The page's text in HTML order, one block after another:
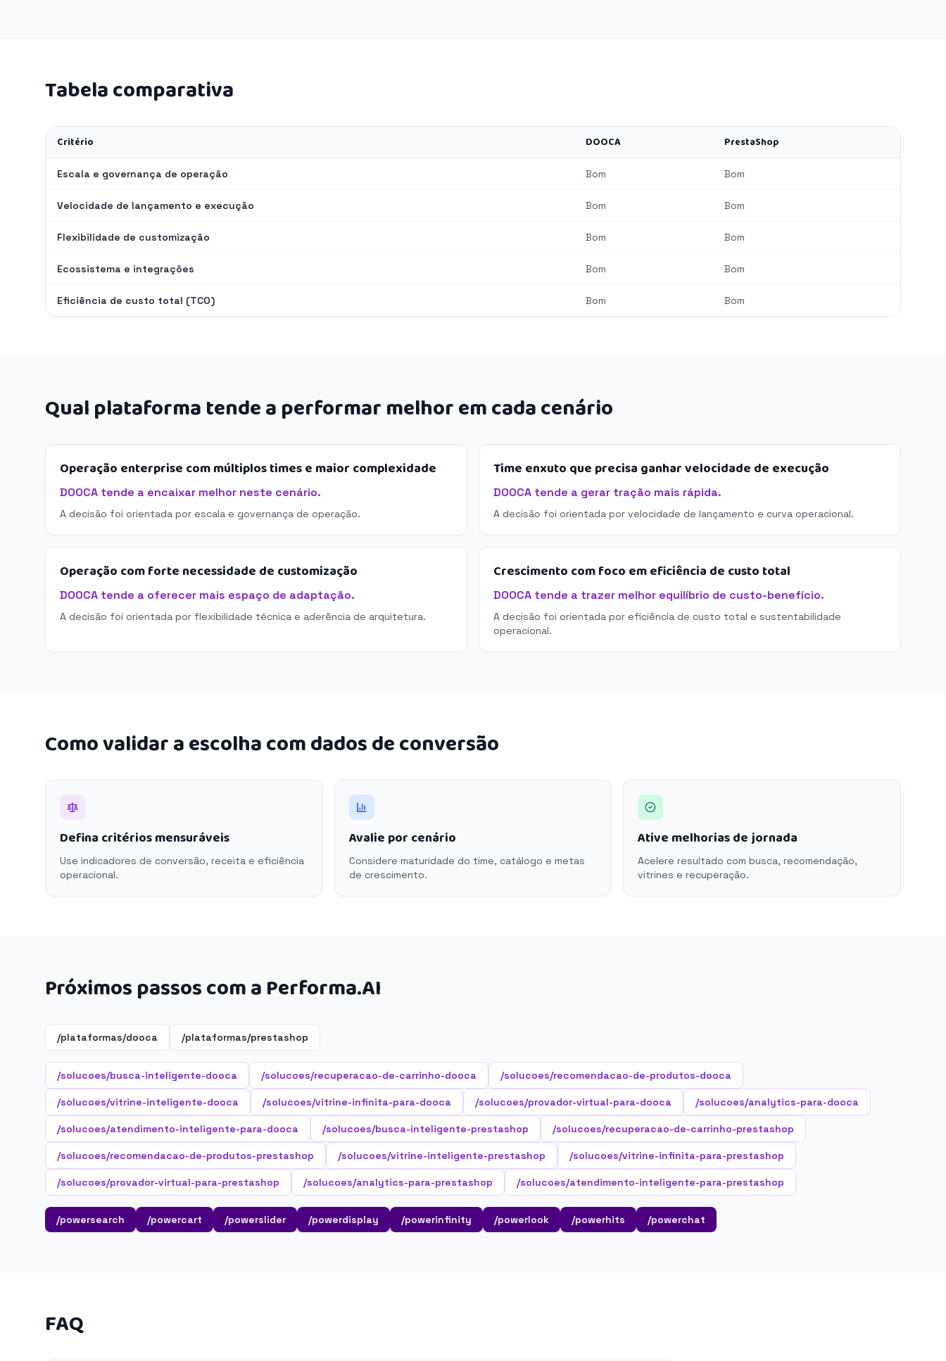
Tabela comparativa
Critério DOOCA PrestaShop
Escala e governança de operação Bom Bom
Velocidade de lançamento e execução Bom Bom
Flexibilidade de customização Bom Bom
Ecossistema e integrações Bom Bom
Eficiência de custo total (TCO) Bom Bom
Qual plataforma tende a performar melhor em cada cenário
Operação enterprise com múltiplos times e maior complexidade
DOOCA tende a encaixar melhor neste cenário.
A decisão foi orientada por escala e governança de operação.
Time enxuto que precisa ganhar velocidade de execução
DOOCA tende a gerar tração mais rápida.
A decisão foi orientada por velocidade de lançamento e curva operacional.
Operação com forte necessidade de customização
DOOCA tende a oferecer mais espaço de adaptação.
A decisão foi orientada por flexibilidade técnica e aderência de arquitetura.
Crescimento com foco em eficiência de custo total
DOOCA tende a trazer melhor equilíbrio de custo-benefício.
A decisão foi orientada por eficiência de custo total e sustentabilidade
operacional.
Como validar a escolha com dados de conversão
Defina critérios mensuráveis
Use indicadores de conversão, receita e eficiência
operacional.
Avalie por cenário
Considere maturidade do time, catálogo e metas
de crescimento.
Ative melhorias de jornada
Acelere resultado com busca, recomendação,
vitrines e recuperação.
Próximos passos com a Performa.AI
/plataformas/dooca /plataformas/prestashop
/solucoes/busca-inteligente-dooca /solucoes/recuperacao-de-carrinho-dooca /solucoes/recomendacao-de-produtos-dooca
/solucoes/vitrine-inteligente-dooca /solucoes/vitrine-infinita-para-dooca /solucoes/provador-virtual-para-dooca /solucoes/analytics-para-dooca
/solucoes/atendimento-inteligente-para-dooca /solucoes/busca-inteligente-prestashop /solucoes/recuperacao-de-carrinho-prestashop
/solucoes/recomendacao-de-produtos-prestashop /solucoes/vitrine-inteligente-prestashop /solucoes/vitrine-infinita-para-prestashop
/solucoes/provador-virtual-para-prestashop /solucoes/analytics-para-prestashop /solucoes/atendimento-inteligente-para-prestashop
/powersearch /powercart /powerslider /powerdisplay /powerinfinity /powerlook /powerhits /powerchat
FAQ